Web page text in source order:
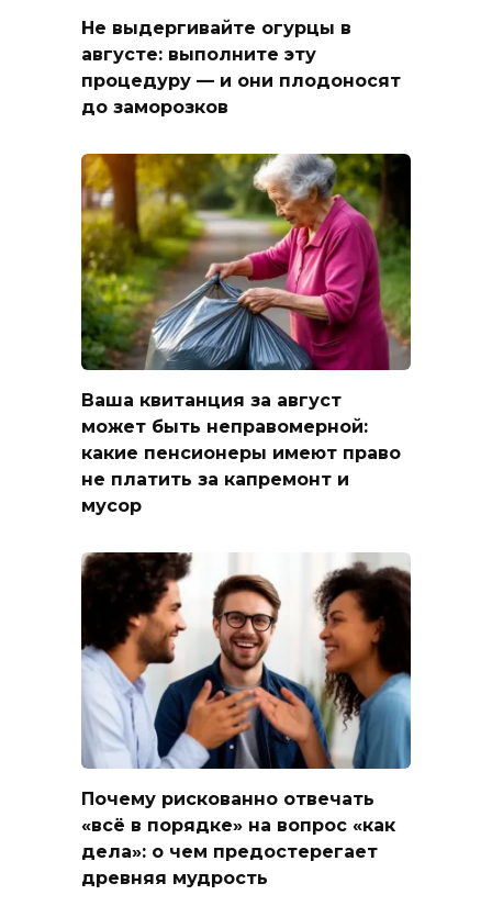
Не выдергивайте огурцы в
августе: выполните эту
процедуру — и они плодоносят
до заморозков
Ваша квитанция за август
может быть неправомерной:
какие пенсионеры имеют право
не платить за капремонт и
мусор
Почему рискованно отвечать
«всё в порядке» на вопрос «как
дела»: о чем предостерегает
древняя мудрость